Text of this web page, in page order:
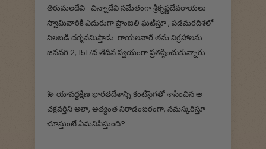
తిరుమలదేవి- చిన్నాదేవి సమేతంగా శ్రీకృష్ణదేవరాయలు
స్వామివారికి ఎదురుగా ప్రాంజలి ఘటిస్తూ , పడమరదిశలో
నిలబడి దర్శనమిస్తాడు. రాయలవారే తమ విగ్రహాలను
జనవరి 2, 1517వ తేదీన స్వయంగా ప్రతిష్ఠించుకున్నారు.
💫 యావద్దక్షిణ భారతదేశాన్ని కంటిసైగతో శాసించిన ఆ
చక్రవర్తిని అలా, అత్యంత నిరాడంబరంగా, నమస్కరిస్తూ
చూస్తుంటే ఏమనిపిస్తుంది?